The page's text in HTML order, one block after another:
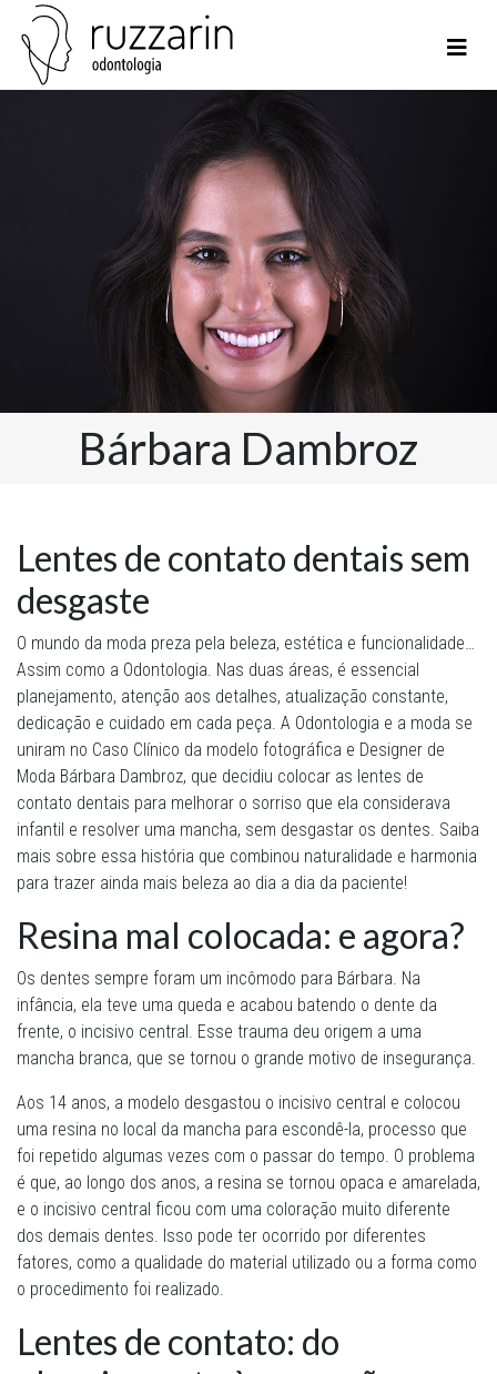
Bárbara Dambroz
Lentes de contato dentais sem
desgaste
O mundo da moda preza pela beleza, estética e funcionalidade…
Assim como a Odontologia. Nas duas áreas, é essencial
planejamento, atenção aos detalhes, atualização constante,
dedicação e cuidado em cada peça. A Odontologia e a moda se
uniram no Caso Clínico da modelo fotográfica e Designer de
Moda Bárbara Dambroz, que decidiu colocar as lentes de
contato dentais para melhorar o sorriso que ela considerava
infantil e resolver uma mancha, sem desgastar os dentes. Saiba
mais sobre essa história que combinou naturalidade e harmonia
para trazer ainda mais beleza ao dia a dia da paciente!
Resina mal colocada: e agora?
Os dentes sempre foram um incômodo para Bárbara. Na
infância, ela teve uma queda e acabou batendo o dente da
frente, o incisivo central. Esse trauma deu origem a uma
mancha branca, que se tornou o grande motivo de insegurança.
Aos 14 anos, a modelo desgastou o incisivo central e colocou
uma resina no local da mancha para escondê-la, processo que
foi repetido algumas vezes com o passar do tempo. O problema
é que, ao longo dos anos, a resina se tornou opaca e amarelada,
e o incisivo central ficou com uma coloração muito diferente
dos demais dentes. Isso pode ter ocorrido por diferentes
fatores, como a qualidade do material utilizado ou a forma como
o procedimento foi realizado.
Lentes de contato: do